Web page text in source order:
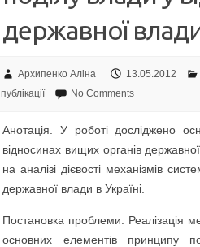
державної влади
Архипенко Аліна 13.05.2012
публікації
No Comments
Анотація. У роботі досліджено
відносинах вищих органів
на аналізі дієвості механізмів
державної влади в Україні.
Постановка проблеми. Реалізація
основних елементів принципу